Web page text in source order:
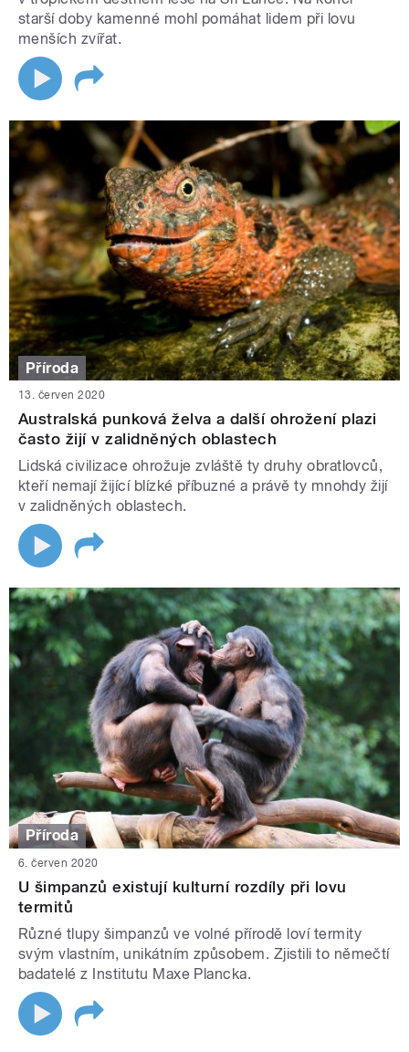
starší doby kamenné mohl pomáhat lidem při lovu
menších zvířat.
Příroda
13. červen 2020
Australská punková želva a další ohrožení plazi
často žijí v zalidněných oblastech
Lidská civilizace ohrožuje zvláště ty druhy obratlovců,
kteří nemají žijící blízké příbuzné a právě ty mnohdy žijí
v zalidněných oblastech.
Příroda
6. červen 2020
U šimpanzů existují kulturní rozdíly při lovu
termitů
Různé tlupy šimpanzů ve volné přírodě loví termity
svým vlastním, unikátním způsobem. Zjistili to němečtí
badatelé z Institutu Maxe Plancka.